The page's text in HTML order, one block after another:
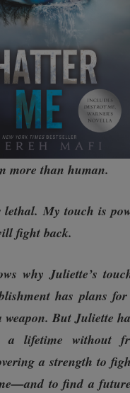
more than human.
lethal.My touch is
fight back.
why Juliette’s
has plans
weapon. But Juliette
lifetime without
a strength to
to find a